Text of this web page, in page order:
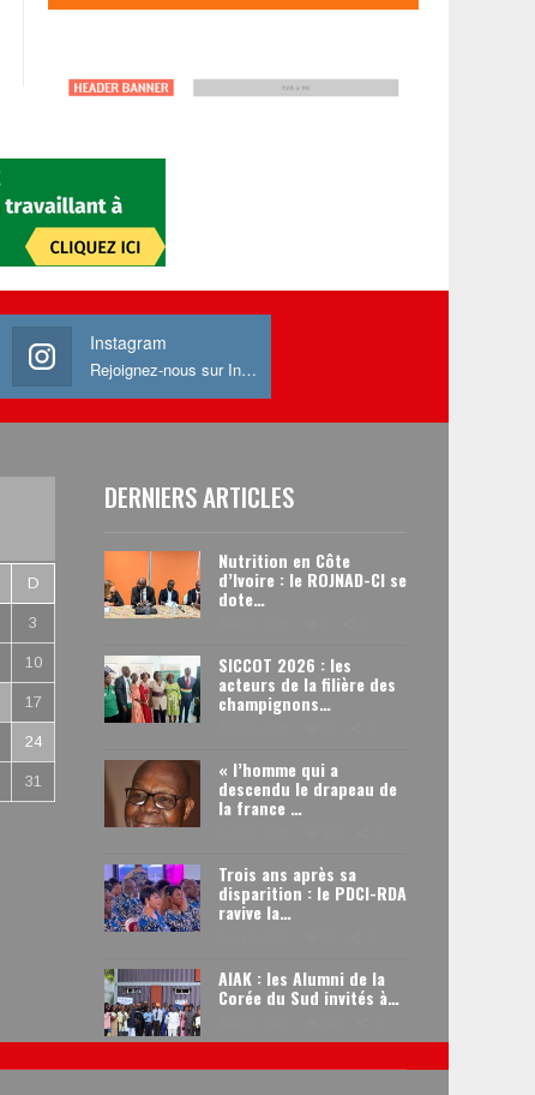
Instagram
Rejoignez-nous sur Instagram
D
3
10
17
24
31
DERNIERS ARTICLES
Nutrition en Côte
d’Ivoire : le ROJNAD-CI se
dote…
SICCOT 2026 : les
acteurs de la filière des
champignons…
« l’homme qui a
descendu le drapeau de
la france …
Trois ans après sa
disparition : le PDCI-RDA
ravive la…
AIAK : les Alumni de la
Corée du Sud invités à…